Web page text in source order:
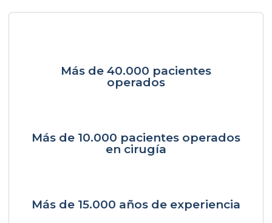
Más de 40.000 pacientes
operados
Más de 10.000 pacientes operados
en cirugía
Más de 15.000 años de experiencia